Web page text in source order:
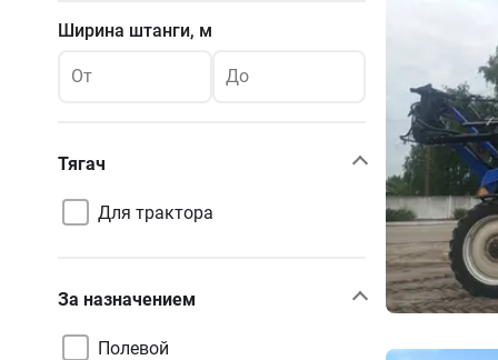
Ширина штанги, м
От До
Тягач
Для трактора
За назначением
Полевой